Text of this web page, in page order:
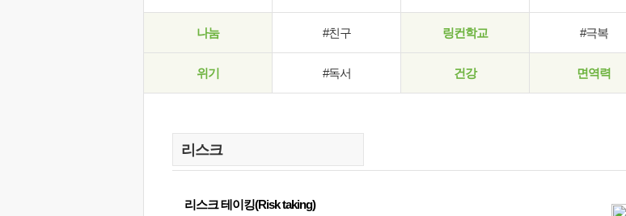
나눔 #친구 링컨학교 #극복
위기 #독서 건강 면역력
리스크 테이킹(Risk taking)